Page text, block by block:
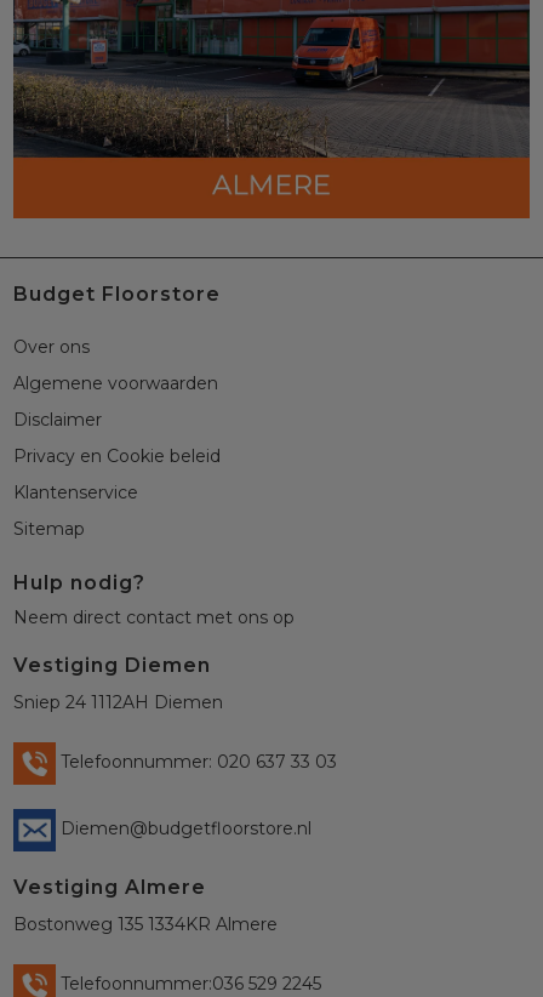
Budget Floorstore
Over ons
Algemene voorwaarden
Disclaimer
Privacy en Cookie beleid
Klantenservice
Sitemap
Hulp nodig?
Neem direct contact met ons op
Vestiging Diemen
Sniep 24 1112AH Diemen
Telefoonnummer: 020 637 33 03
Diemen@budgetfloorstore.nl
Vestiging Almere
Bostonweg 135 1334KR Almere
Telefoonnummer:036 529 2245